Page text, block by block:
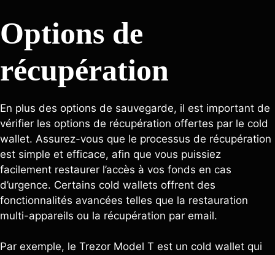
Options de
récupération
En plus des options de sauvegarde, il est important de
vérifier les options de récupération offertes par le cold
wallet. Assurez-vous que le processus de récupération
est simple et efficace, afin que vous puissiez
facilement restaurer l’accès à vos fonds en cas
d’urgence. Certains cold wallets offrent des
fonctionnalités avancées telles que la restauration
multi-appareils ou la récupération par email.
Par exemple, le Trezor Model T est un cold wallet qui